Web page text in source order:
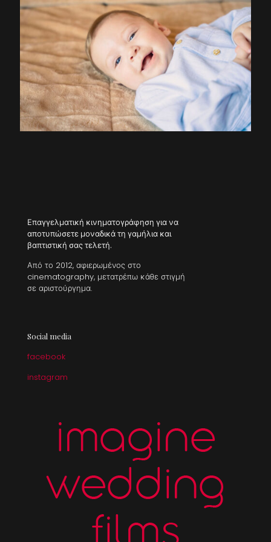
Επαγγελματική κινηματογράφηση για να
αποτυπώσετε μοναδικά τη γαμήλια και
βαπτιστική σας τελετή.
Από το 2012, αφιερωμένος στο
cinematography, μετατρέπω κάθε στιγμή
σε αριστούργημα.
Social media
facebook
instagram